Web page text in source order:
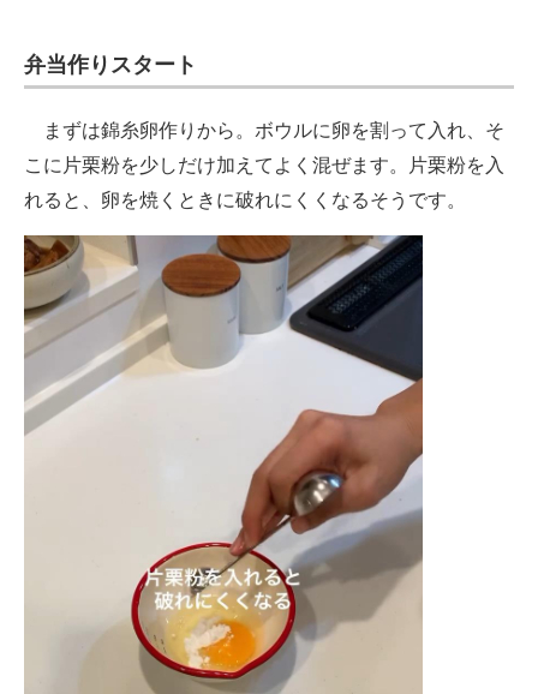
弁当作りスタート
まずは錦糸卵作りから。ボウルに卵を割って入れ、そ
こに片栗粉を少しだけ加えてよく混ぜます。片栗粉を入
れると、卵を焼くときに破れにくくなるそうです。